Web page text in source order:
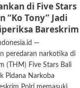
di Five Stars
“Ko Tony” Jadi
Bareskrim
—
peredaran narkotika di
(THM) Five Stars Bali
Pidana Narkoba